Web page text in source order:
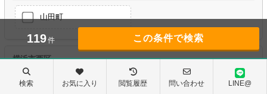
山田町
横浜市西区
御所山町
119件
検索 お気に入り 閲覧履歴 問い合わせ LINE@